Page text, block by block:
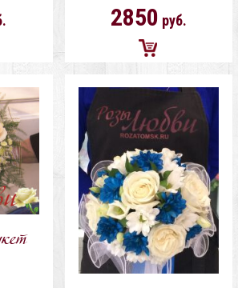
2850 руб.
Добавить
в
корзину